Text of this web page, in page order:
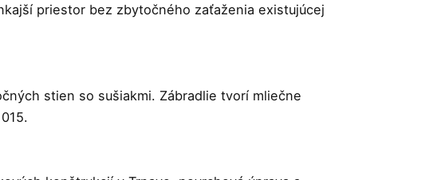
priestor bez zbytočného zaťaženia existujúcej
stien so sušiakmi. Zábradlie tvorí mliečne